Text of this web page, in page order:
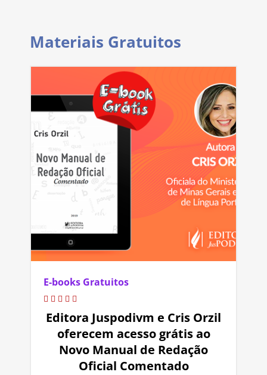
Materiais Gratuitos
E-books Gratuitos
Editora Juspodivm e Cris Orzil
oferecem acesso grátis ao
Novo Manual de Redação
Oficial Comentado